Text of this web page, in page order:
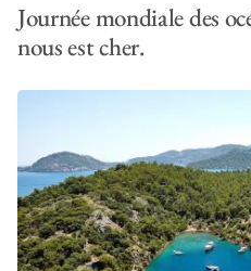
Journée mondiale des
nous est cher.